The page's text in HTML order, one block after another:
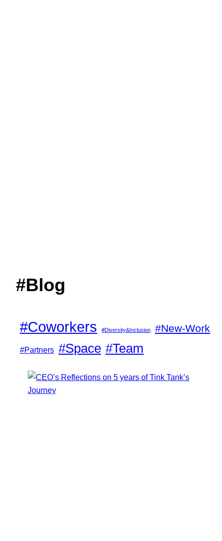
#Blog
#Coworkers #Diversity&Inclusion #New-Work
#Partners #Space #Team